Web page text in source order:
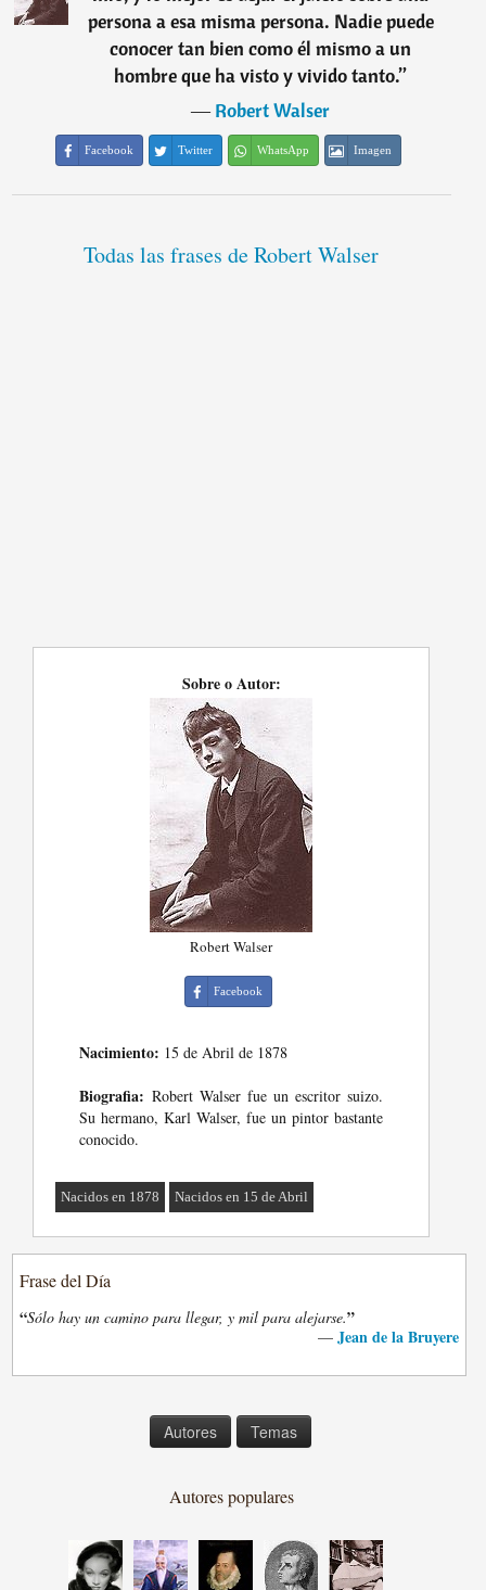
persona a esa misma persona. Nadie puede
conocer tan bien como él mismo a un
hombre que ha visto y vivido tanto.”
―Robert Walser
Facebook Twitter WhatsApp Imagen
Todas las frases de Robert Walser
Sobre o Autor:
Robert Walser
Facebook
Nacimiento: 15 de Abril de 1878
Biografia: Robert Walser fue un escritor suizo.
Su hermano, Karl Walser, fue un pintor bastante
conocido.
Nacidos en 1878 Nacidos en 15 de Abril
Frase del Día
“Sólo hay un camino para llegar, y mil para alejarse.”
— Jean de la Bruyere
Autores Temas
Autores populares